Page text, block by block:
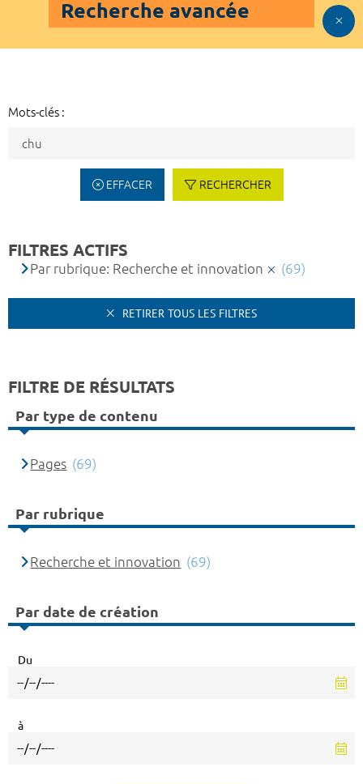
Recherche avancée
Mots-clés :
EFFACER RECHERCHER
FILTRES ACTIFS
Par rubrique: Recherche et innovation (69)
RETIRER TOUS LES FILTRES
FILTRE DE RÉSULTATS
Par type de contenu
Pages (69)
Par rubrique
Recherche et innovation (69)
Par date de création
Du
à